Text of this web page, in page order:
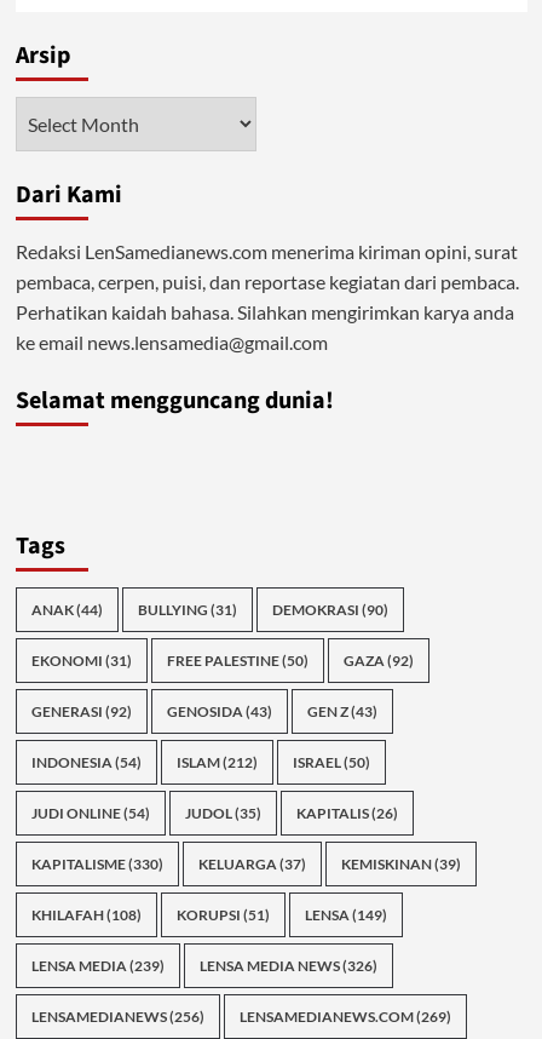
Arsip
Dari Kami
Redaksi LenSamedianews.com menerima kiriman opini, surat
pembaca, cerpen, puisi, dan reportase kegiatan dari pembaca.
Perhatikan kaidah bahasa. Silahkan mengirimkan karya anda
ke email news.lensamedia@gmail.com
Selamat mengguncang dunia!
Tags
ANAK(44) BULLYING (31) DEMOKRASI (90)
EKONOMI (31) FREE PALESTINE(50) GAZA(92)
GENERASI (92) GENOSIDA(43) GEN Z(43)
INDONESIA(54) ISLAM(212) ISRAEL(50)
JUDI ONLINE(54) JUDOL(35) KAPITALIS(26)
KAPITALISME(330) KELUARGA(37) KEMISKINAN(39)
KHILAFAH(108) KORUPSI (51) LENSA(149)
LENSA MEDIA(239) LENSA MEDIA NEWS(326)
LENSAMEDIANEWS(256) LENSAMEDIANEWS.COM(269)